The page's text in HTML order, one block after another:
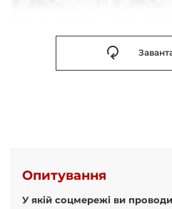
Опитування
У якій соцмережі ви